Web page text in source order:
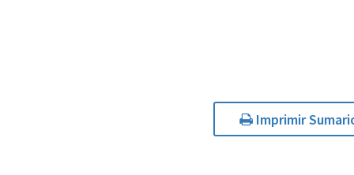
Imprimir